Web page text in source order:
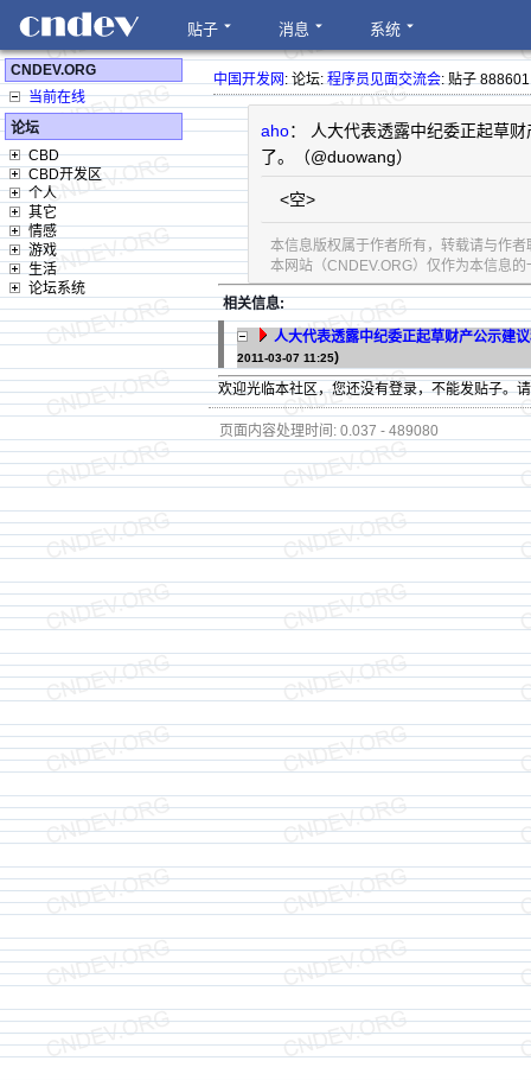
贴子 消息 系统
CNDEV.ORG
当前在线
论坛
CBD
CBD开发区
个人
其它
情感
游戏
生活
论坛系统
中国开发网: 论坛:程序员见面交流会: 贴子 888601
aho： 人大代表透露中纪委正起草
了。（@duowang）
<空>
本信息版权属于作者所有，转载请与作
本网站（CNDEV.ORG）仅作为本信息
相关信息:
人大代表透露中纪委正起草财产公示建
2011-03-07 11:25)
欢迎光临本社区，您还没有登录，不能发贴子。
页面内容处理时间: 0.037 - 489080